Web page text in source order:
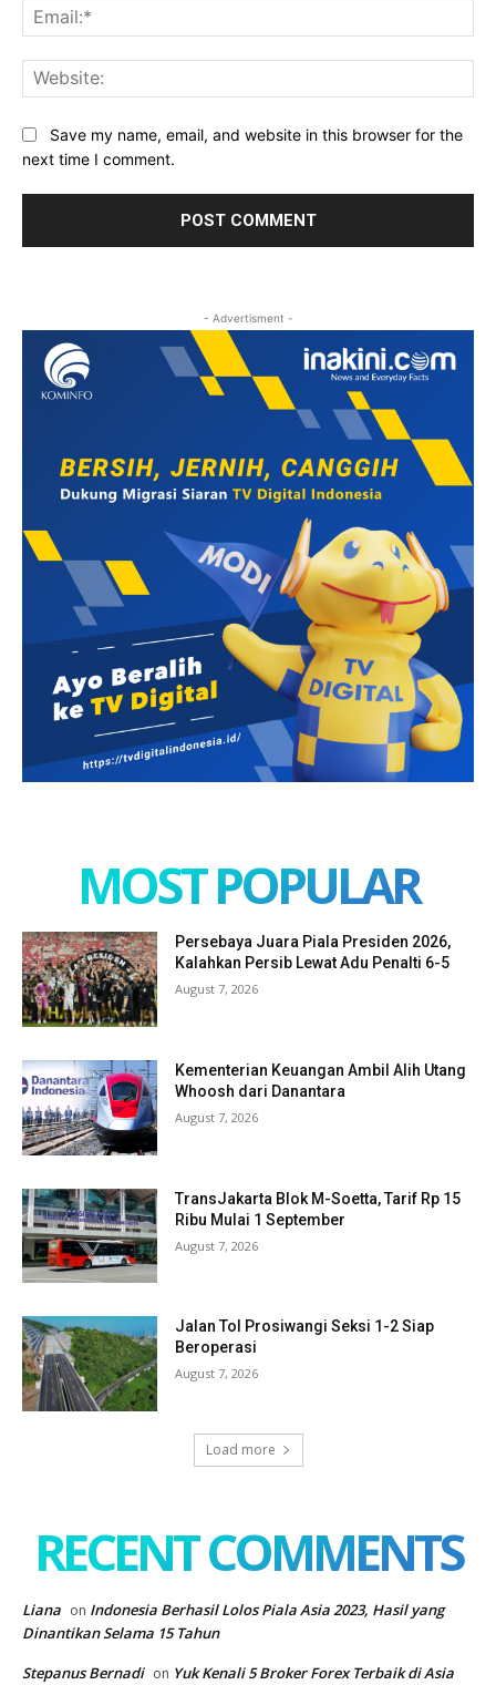
Save my name, email, and website in this browser for the
next time I comment.
- Advertisment -
MOST POPULAR
Persebaya Juara Piala Presiden 2026,
Kalahkan Persib Lewat Adu Penalti 6-5
August 7, 2026
Kementerian Keuangan Ambil Alih Utang
Whoosh dari Danantara
August 7, 2026
TransJakarta Blok M-Soetta, Tarif Rp 15
Ribu Mulai 1 September
August 7, 2026
Jalan Tol Prosiwangi Seksi 1-2 Siap
Beroperasi
August 7, 2026
Load more
RECENT COMMENTS
Liana on Indonesia Berhasil Lolos Piala Asia 2023, Hasil yang
Dinantikan Selama 15 Tahun
Stepanus Bernadi on Yuk Kenali 5 Broker Forex Terbaik di Asia